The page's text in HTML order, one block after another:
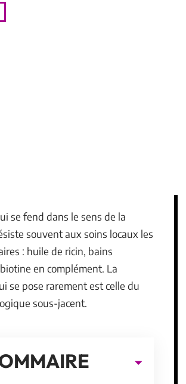
se fend dans le sens de la
souvent aux soins locaux les
: huile de ricin, bains
en complément. La
se pose rarement est celle du
sous-jacent.